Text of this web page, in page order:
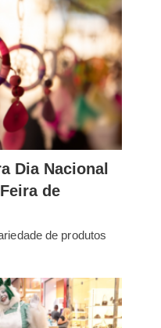
Dia Nacional
de
de produtos